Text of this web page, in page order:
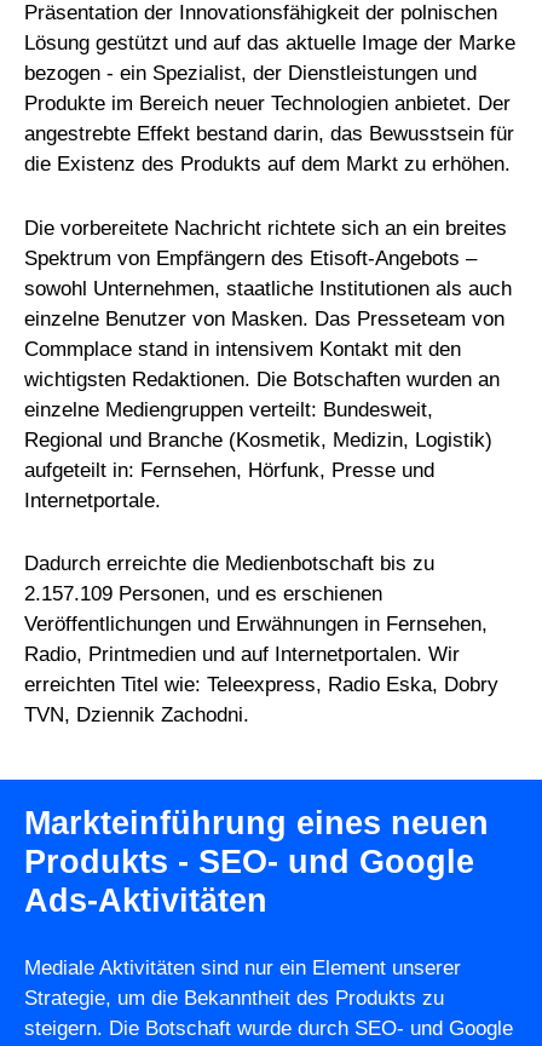
Präsentation der Innovationsfähigkeit der polnischen
Lösung gestützt und auf das aktuelle Image der Marke
bezogen - ein Spezialist, der Dienstleistungen und
Produkte im Bereich neuer Technologien anbietet. Der
angestrebte Effekt bestand darin, das Bewusstsein für
die Existenz des Produkts auf dem Markt zu erhöhen.
Die vorbereitete Nachricht richtete sich an ein breites
Spektrum von Empfängern des Etisoft-Angebots –
sowohl Unternehmen, staatliche Institutionen als auch
einzelne Benutzer von Masken. Das Presseteam von
Commplace stand in intensivem Kontakt mit den
wichtigsten Redaktionen. Die Botschaften wurden an
einzelne Mediengruppen verteilt: Bundesweit,
Regional und Branche (Kosmetik, Medizin, Logistik)
aufgeteilt in: Fernsehen, Hörfunk, Presse und
Internetportale.
Dadurch erreichte die Medienbotschaft bis zu
2.157.109 Personen, und es erschienen
Veröffentlichungen und Erwähnungen in Fernsehen,
Radio, Printmedien und auf Internetportalen. Wir
erreichten Titel wie: Teleexpress, Radio Eska, Dobry
TVN, Dziennik Zachodni.
Markteinführung eines neuen
Produkts - SEO- und Google
Ads-Aktivitäten
Mediale Aktivitäten sind nur ein Element unserer
Strategie, um die Bekanntheit des Produkts zu
steigern. Die Botschaft wurde durch SEO- und Google